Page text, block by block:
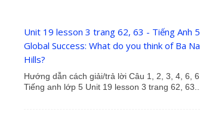
Unit 19 lesson 3 trang 62, 63 - Tiếng Anh 5
Global Success: What do you think of Ba Na
Hills?
Hướng dẫn cách giải/trả lời Câu 1, 2, 3, 4, 6, 6
Tiếng anh lớp 5 Unit 19 lesson 3 trang 62, 63...